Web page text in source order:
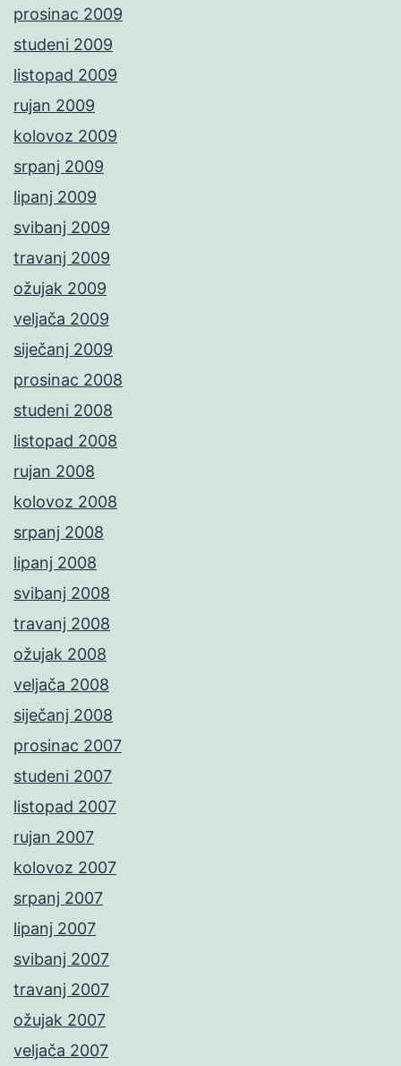
prosinac 2009
studeni 2009
listopad 2009
rujan 2009
kolovoz 2009
srpanj 2009
lipanj 2009
svibanj 2009
travanj 2009
ožujak 2009
veljača 2009
siječanj 2009
prosinac 2008
studeni 2008
listopad 2008
rujan 2008
kolovoz 2008
srpanj 2008
lipanj 2008
svibanj 2008
travanj 2008
ožujak 2008
veljača 2008
siječanj 2008
prosinac 2007
studeni 2007
listopad 2007
rujan 2007
kolovoz 2007
srpanj 2007
lipanj 2007
svibanj 2007
travanj 2007
ožujak 2007
veljača 2007